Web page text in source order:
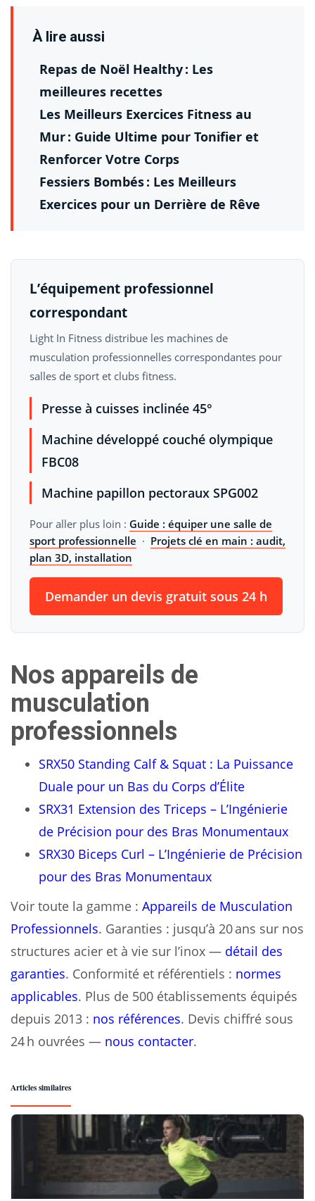
À lire aussi
Repas de Noël Healthy : Les
meilleures recettes
Les Meilleurs Exercices Fitness au
Mur : Guide Ultime pour Tonifier et
Renforcer Votre Corps
Fessiers Bombés : Les Meilleurs
Exercices pour un Derrière de Rêve
L’équipement professionnel
correspondant
Light In Fitness distribue les machines de
musculation professionnelles correspondantes pour
salles de sport et clubs fitness.
Presse à cuisses inclinée 45°
Machine développé couché olympique
FBC08
Machine papillon pectoraux SPG002
Pour aller plus loin : Guide : équiper une salle de
sport professionnelle · Projets clé en main : audit,
plan 3D, installation
Demander un devis gratuit sous 24 h
Nos appareils de
musculation
professionnels
SRX50 Standing Calf & Squat : La Puissance
Duale pour un Bas du Corps d’Élite
SRX31 Extension des Triceps – L’Ingénierie
de Précision pour des Bras Monumentaux
SRX30 Biceps Curl – L’Ingénierie de Précision
pour des Bras Monumentaux
Voir toute la gamme : Appareils de Musculation
Professionnels. Garanties : jusqu’à 20 ans sur nos
structures acier et à vie sur l’inox — détail des
garanties. Conformité et référentiels : normes
applicables. Plus de 500 établissements équipés
depuis 2013 : nos références. Devis chiffré sous
24 h ouvrées — nous contacter.
Articles similaires